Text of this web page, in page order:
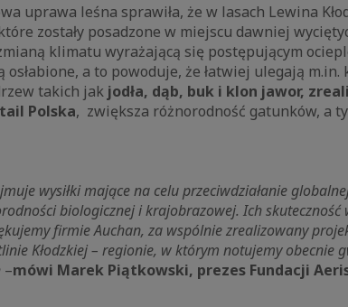
uprawa leśna sprawiła, że w lasach Lewina
zostały posadzone w miejscu dawniej
klimatu wyrażającą się postępującym
a to powoduje, że łatwiej ulegają
takich jak jodła, dąb, buk i klon jawor,
Polska, zwiększa różnorodność gatunków, a
wysiłki mające na celu przeciwdziałanie
biologicznej i krajobrazowej. Ich skuteczność
firmie Auchan, za wspólnie zrealizowany
Kłodzkiej – regionie, w którym notujemy obecnie
–mówi Marek Piątkowski, prezes Fundacji